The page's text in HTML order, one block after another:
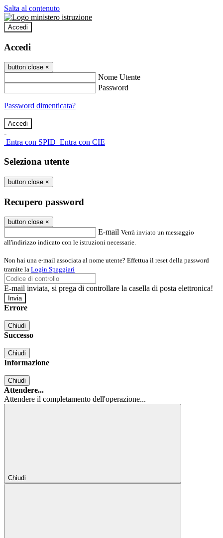
Salta al contenuto
Accedi
Accedi
button close ×
Nome Utente
Password
Password dimenticata?
-
Entra con SPID Entra con CIE
Seleziona utente
button close ×
Recupero password
button close ×
E-mail Verrà inviato un messaggio
all'indirizzo indicato con le istruzioni necessarie.
Non hai una e-mail associata al nome utente? Effettua il reset della password
tramite la Login Spaggiari
E-mail inviata, si prega di controllare la casella di posta elettronica!
Errore
Chiudi
Successo
Chiudi
Informazione
Chiudi
Attendere...
Attendere il completamento dell'operazione...
Chiudi